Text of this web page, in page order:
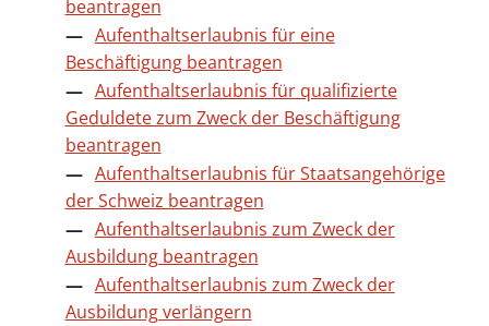
beantragen
Aufenthaltserlaubnis für eine
Beschäftigung beantragen
Aufenthaltserlaubnis für qualifizierte
Geduldete zum Zweck der Beschäftigung
beantragen
Aufenthaltserlaubnis für Staatsangehörige
der Schweiz beantragen
Aufenthaltserlaubnis zum Zweck der
Ausbildung beantragen
Aufenthaltserlaubnis zum Zweck der
Ausbildung verlängern